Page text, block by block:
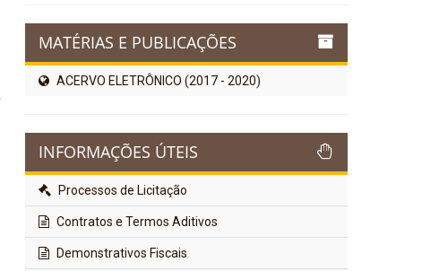
MATÉRIAS E PUBLICAÇÕES
ACERVO ELETRÔNICO (2017 - 2020)
INFORMAÇÕES ÚTEIS
Processos de Licitação
Contratos e Termos Aditivos
Demonstrativos Fiscais